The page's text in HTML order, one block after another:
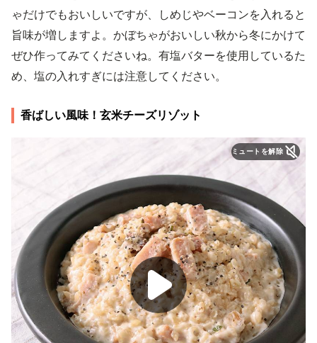
ゃだけでもおいしいですが、しめじやベーコンを入れると
旨味が増しますよ。かぼちゃがおいしい秋から冬にかけて
ぜひ作ってみてくださいね。有塩バターを使用しているた
め、塩の入れすぎには注意してください。
香ばしい風味！玄米チーズリゾット
ミュートを解除